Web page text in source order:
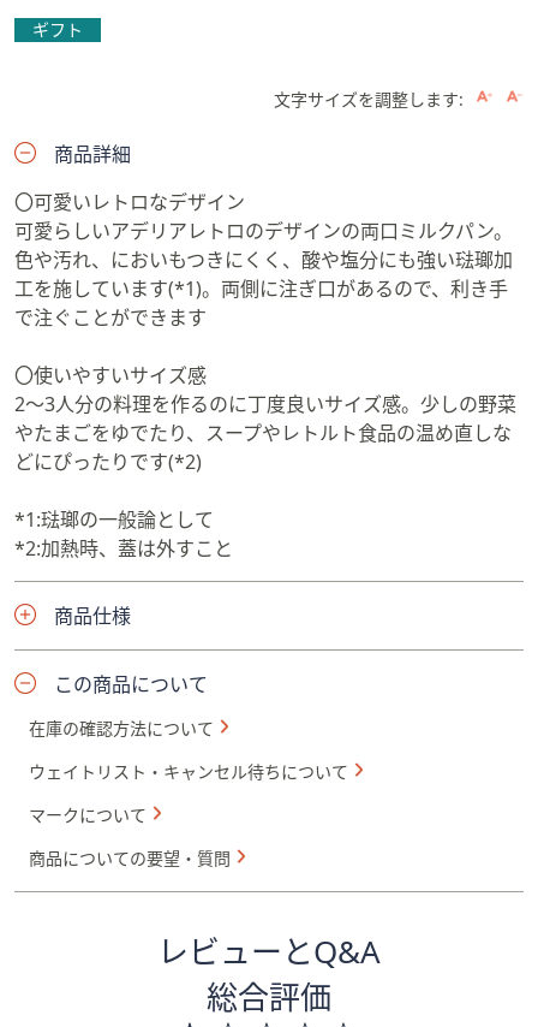
ギフト
文字サイズを調整します:
商品詳細
〇可愛いレトロなデザイン
可愛らしいアデリアレトロのデザインの両口ミルクパン。
色や汚れ、においもつきにくく、酸や塩分にも強い琺瑯加
工を施しています(*1)。両側に注ぎ口があるので、利き手
で注ぐことができます
〇使いやすいサイズ感
2〜3人分の料理を作るのに丁度良いサイズ感。少しの野菜
やたまごをゆでたり、スープやレトルト食品の温め直しな
どにぴったりです(*2)
*1:琺瑯の一般論として
*2:加熱時、蓋は外すこと
商品仕様
この商品について
在庫の確認方法について
ウェイトリスト・キャンセル待ちについて
マークについて
商品についての要望・質問
レビューとQ&A
総合評価